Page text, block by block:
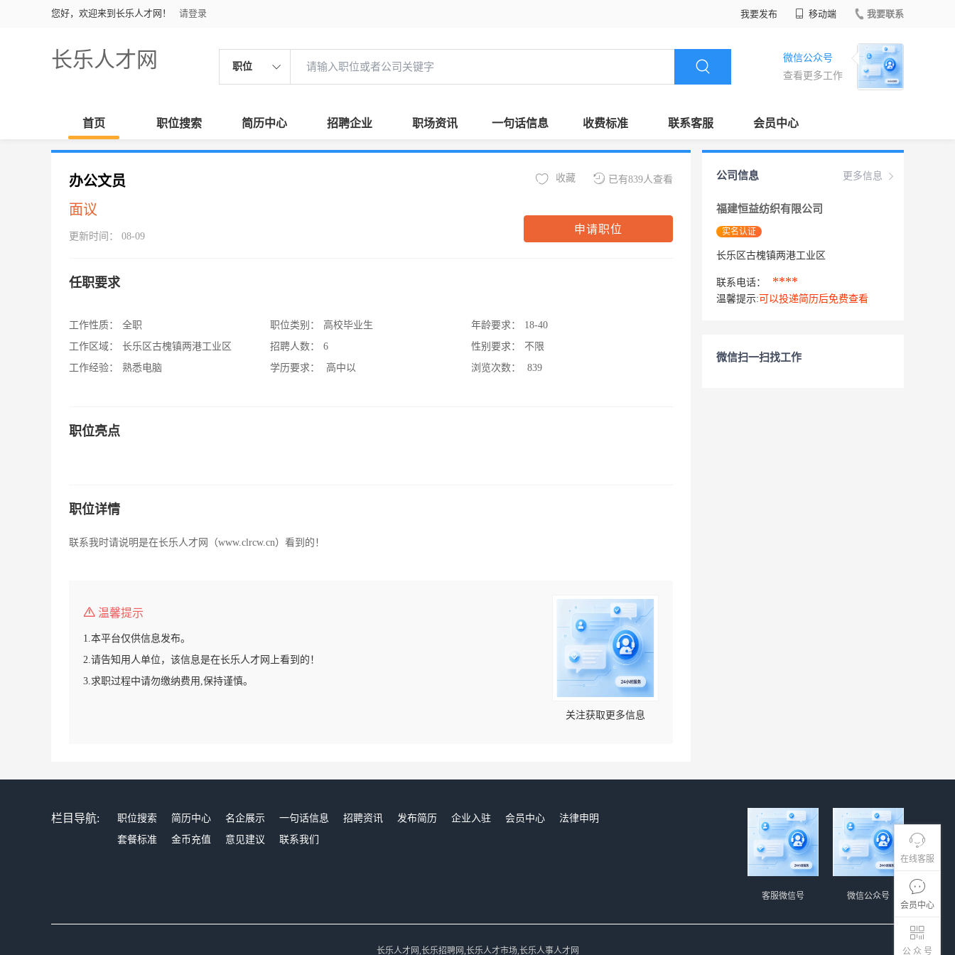
您好，欢迎来到长乐人才网！ 请登录 我要发布 移动端 我要联系
长乐人才网 职位
微信公众号
查看更多工作
首页 职位搜索 简历中心 招聘企业 职场资讯 一句话信息 收费标准 联系客服 会员中心
在线客服
会员中心
公 众 号
办公文员
面议
更新时间： 08-09
已有839人查看
收藏
申请职位
任职要求
工作性质：
全职
工作区域：
长乐区古槐镇两港工业区
工作经验：
熟悉电脑
职位类别：
高校毕业生
招聘人数：
6
学历要求：
高中以
年龄要求：
18-40
性别要求：
不限
浏览次数：
839
职位亮点
职位详情
联系我时请说明是在长乐人才网（www.clrcw.cn）看到的！
温馨提示
1.本平台仅供信息发布。
2.请告知用人单位，该信息是在长乐人才网上看到的！
3.求职过程中请勿缴纳费用,保持谨慎。
关注获取更多信息
更多信息
公司信息
福建恒益纺织有限公司
实名认证
长乐区古槐镇两港工业区
联系电话： ****
温馨提示: 可以投递简历后免费查看
微信扫一扫找工作
栏目导航: 职位搜索 简历中心 名企展示 一句话信息 招聘资讯 发布简历 企业入驻 会员中心
法律申明
套餐标准
金币充值 意见建议 联系我们
微信公众号
客服微信号
长乐人才网,长乐招聘网,长乐人才市场,长乐人事人才网